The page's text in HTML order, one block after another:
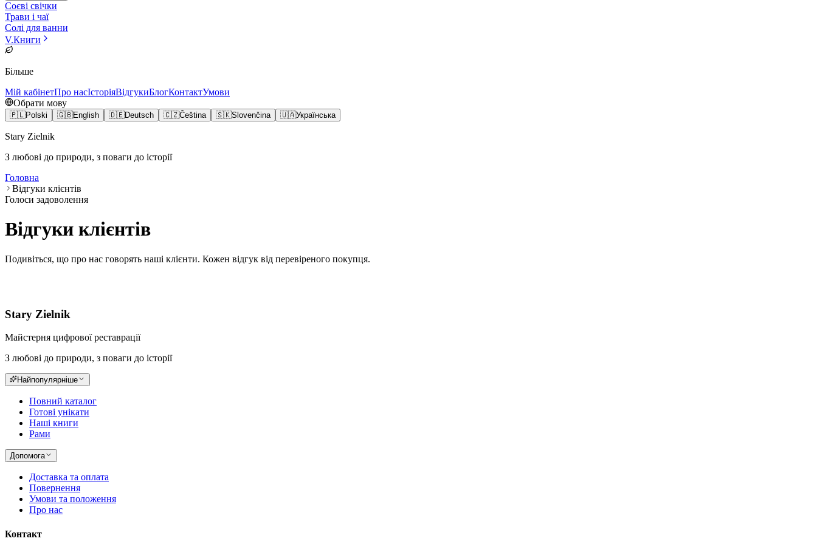
Соєві свічки
Трави і чаї
Солі для ванни
V.Книги
Більше
Мій кабінетПро насІсторіяВідгукиБлогКонтактУмови
Обрати мову
🇵🇱Polski 🇬🇧English 🇩🇪Deutsch 🇨🇿Čeština 🇸🇰Slovenčina 🇺🇦Українська
Stary Zielnik
З любові до природи, з поваги до історії
Головна
Відгуки клієнтів
Голоси задоволення
Відгуки клієнтів
Подивіться, що про нас говорять наші клієнти. Кожен відгук від перевіреного покупця.
Stary Zielnik
Майстерня цифрової реставрації
З любові до природи, з поваги до історії
Найпопулярніше
Повний каталог
Готові унікати
Наші книги
Рами
Допомога
Доставка та оплата
Повернення
Умови та положення
Про нас
Контакт